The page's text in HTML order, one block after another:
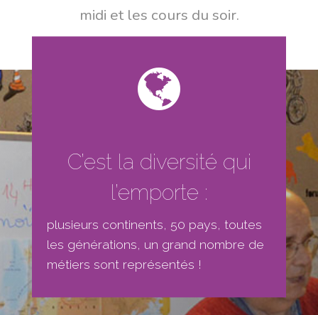
midi et les cours du soir.
C’est la diversité qui
l’emporte :
plusieurs continents, 50 pays, toutes
les générations, un grand nombre de
métiers sont représentés !